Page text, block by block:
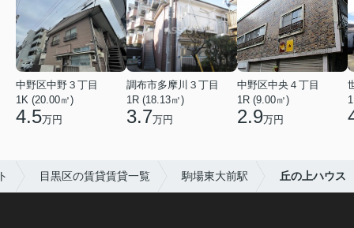
中野区中野３丁目
1K (20.00㎡)
4.5万円
調布市多摩川３丁目
1R (18.13㎡)
3.7万円
中野区中央４丁目
1R (9.00㎡)
2.9万円
目黒区の賃貸賃貸一覧 駒場東大前駅 丘の上ハウス